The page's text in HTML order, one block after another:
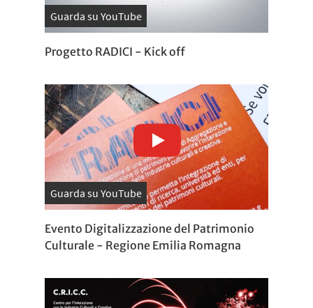
Guarda su YouTube
Progetto RADICI - Kick off
Guarda su YouTube
Evento Digitalizzazione del Patrimonio
Culturale - Regione Emilia Romagna